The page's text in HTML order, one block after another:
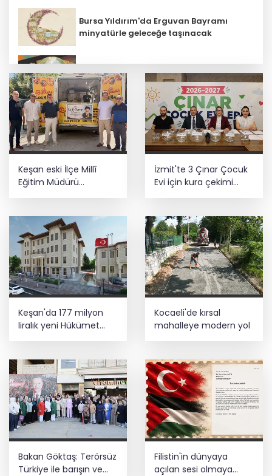
Bursa Yıldırım'da Erguvan Bayramı
minyatürle geleceğe taşınacak
Ödülü... Kamu kategorisinde zirvede
Özel öğrenci yurtlarına ilişkin
yönetmelik değişikliği... Geçiş süresi
uzatıldı
Ankara'da uyuşturucu ve fuhuş 8
gözaltı
Arkeoloji Müzesi yenilendi
Keşan eski İlçe Millî
Eğitim Müdürü
vefatının yıl
İzmit'te 3 Çınar Çocuk
Evi için kura çekimi
gerçekleştirildi
Keşan'da 177 milyon
liralık yeni Hükümet
Konağı'nın temeli atıldı
Kocaeli'de kırsal
mahalleye modern yol
Bakan Göktaş: Terörsüz
Türkiye ile barışın ve
Filistin'in dünyaya
açılan sesi olmaya